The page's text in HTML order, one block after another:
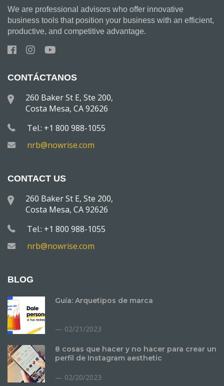
We are professional advisors who offer innovative
business tools that position your business with an efficient,
productive, and competitive advantage.
CONTÁCTANOS
260 Baker St E, Ste 200,
Costa Mesa, CA 92626
Tel.: +1 800 988-1055
nrb@nowrise.com
CONTACT US
260 Baker St E, Ste 200,
Costa Mesa, CA 92626
Tel.: +1 800 988-1055
nrb@nowrise.com
BLOG
Guía: Arquetipos de marca
02/21/2023
8 cosas que hacer y no hacer para crear un
perfil de Instagram aesthetic
02/20/2023